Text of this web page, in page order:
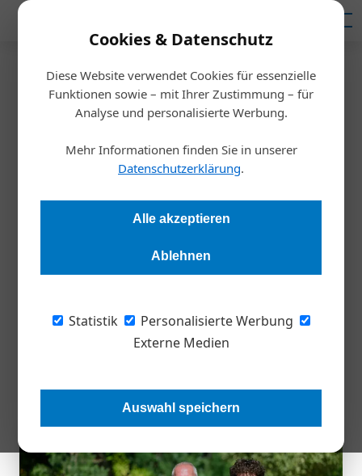
Cookies & Datenschutz
Diese Website verwendet Cookies für essenzielle
Funktionen sowie – mit Ihrer Zustimmung – für
Analyse und personalisierte Werbung.
Mehr Informationen finden Sie in unserer
Datenschutzerklärung.
Alle akzeptieren
Ablehnen
Statistik
Personalisierte Werbung
Externe Medien
Auswahl speichern
Startseite/Ausbildung
Klimajobs im Trend: 400
Jugendliche informierten sich
über grüne Lehrberufe
Ausbildungswege in der grünen Branche zu informieren. Im
Mittelpunkt standen praktische Einblicke in Berufe rund um